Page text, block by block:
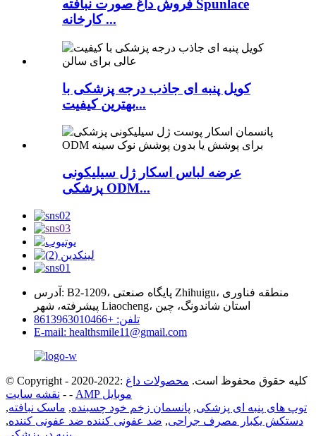
فروش داغ صورت نبافته Spunlace
کارخانه ...
کویل پنبه ای جاذب درجه پزشکی با
بهترین کیفیت...
عرضه لباس اسکار ژل سیلیکونی
پزشکی ODM...
آدرس: B2-1209، پایگاه صنعتی Zhihuigu، منطقه فناوری
پیشرفته، شهر Liaocheng، استان شاندونگ، چین
تلفن: +8613963010466
E-mail: healthsmile11@gmail.com
© Copyright - 2020-2022: کلیه حقوق محفوظ است. محصولات داغ
- نقشه سایت -
AMP موبایل
توپ های پنبه ای پزشکی, پانسمان زخم خود چسبنده, ماسک نبافته,
دستکش یکبار مصرف جراحی, ضد عفونی کننده ضد عفونی کننده,